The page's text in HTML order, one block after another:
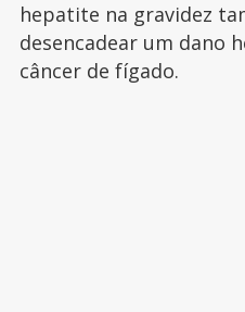
hepatite na gravidez
desencadear um dano
câncer de fígado.